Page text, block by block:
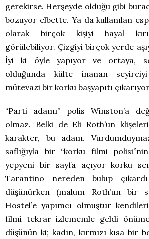
gerekirse. Herşeyde olduğu gibi
bozuyor elbette. Ya da kullanılan
olarak birçok kişiyi hayal
görülebiliyor. Çizgiyi birçok yerde
İyi ki öyle yapıyor ve ortaya,
olduğunda külte inanan
mütevazi bir korku başyapıtı
“Parti adamı” polis Winston’a
olmaz. Belki de Eli Roth’un
karakter, bu adam.
saflığıyla bir “korku filmi
yepyeni bir sayfa açıyor korku
Tarantino nereden bulup
düşünürken (malum Roth’un bir
Hostel’e yapımcı olmuştur
filmi tekrar izlememle geldi
düşünün ki; kadın, kırmızı kısa bir